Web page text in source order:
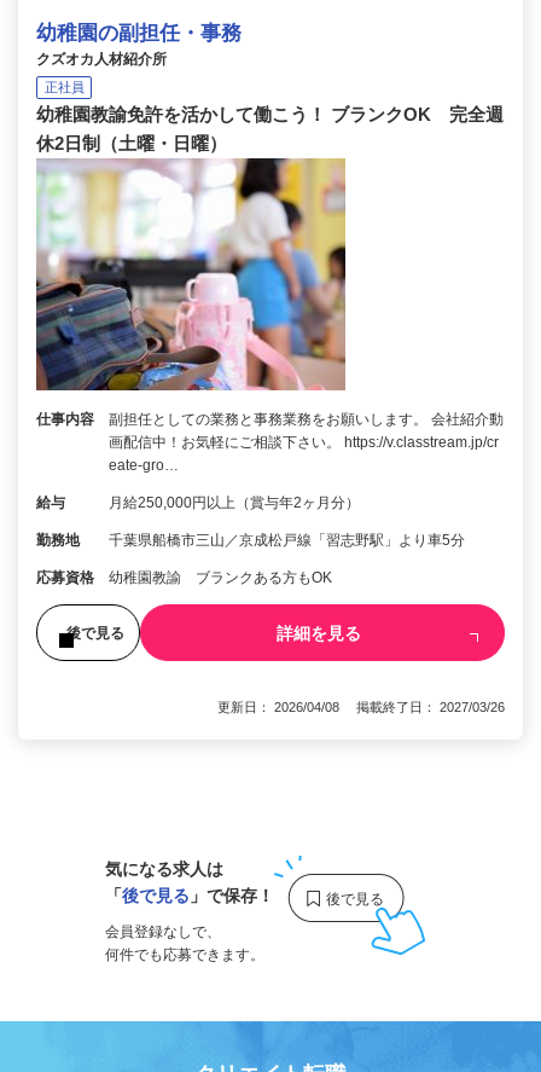
幼稚園の副担任・事務
クズオカ人材紹介所
正社員
幼稚園教諭免許を活かして働こう！ ブランクOK 完全週
休2日制（土曜・日曜）
仕事内容
副担任としての業務と事務業務をお願いします。 会社紹介動
画配信中！お気軽にご相談下さい。 https://v.classtream.jp/cr
eate-gro…
給与 月給250,000円以上（賞与年2ヶ月分）
勤務地 千葉県船橋市三山／京成松戸線「習志野駅」より車5分
応募資格 幼稚園教諭 ブランクある方もOK
後で見る 詳細を見る
更新日： 2026/04/08 掲載終了日： 2027/03/26
気になる求人は
「後で見る 」で保存！
会員登録なしで、
何件でも応募できます。